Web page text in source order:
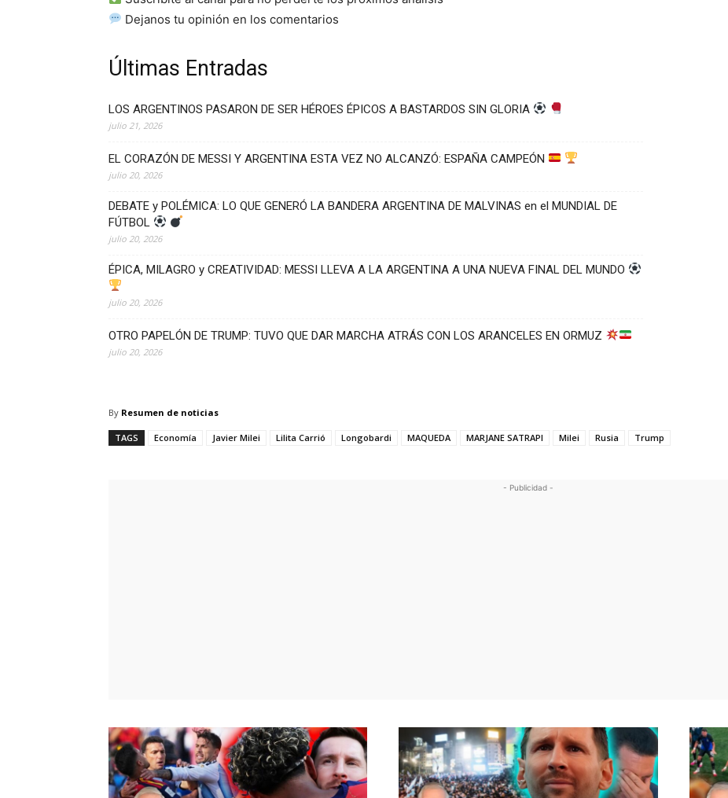
Dejanos tu opinión en los comentarios
Últimas Entradas
LOS ARGENTINOS PASARON DE SER HÉROES ÉPICOS A BASTARDOS SIN GLORIA
julio 21, 2026
EL CORAZÓN DE MESSI Y ARGENTINA ESTA VEZ NO ALCANZÓ: ESPAÑA CAMPEÓN
julio 20, 2026
DEBATE y POLÉMICA: LO QUE GENERÓ LA BANDERA ARGENTINA DE MALVINAS en el MUNDIAL DE
FÚTBOL
julio 20, 2026
ÉPICA, MILAGRO y CREATIVIDAD: MESSI LLEVA A LA ARGENTINA A UNA NUEVA FINAL DEL MUNDO
julio 20, 2026
OTRO PAPELÓN DE TRUMP: TUVO QUE DAR MARCHA ATRÁS CON LOS ARANCELES EN ORMUZ
julio 20, 2026
By Resumen de noticias
TAGS Economía Javier Milei Lilita Carrió Longobardi MAQUEDA MARJANE SATRAPI Milei Rusia Trump
- Publicidad -